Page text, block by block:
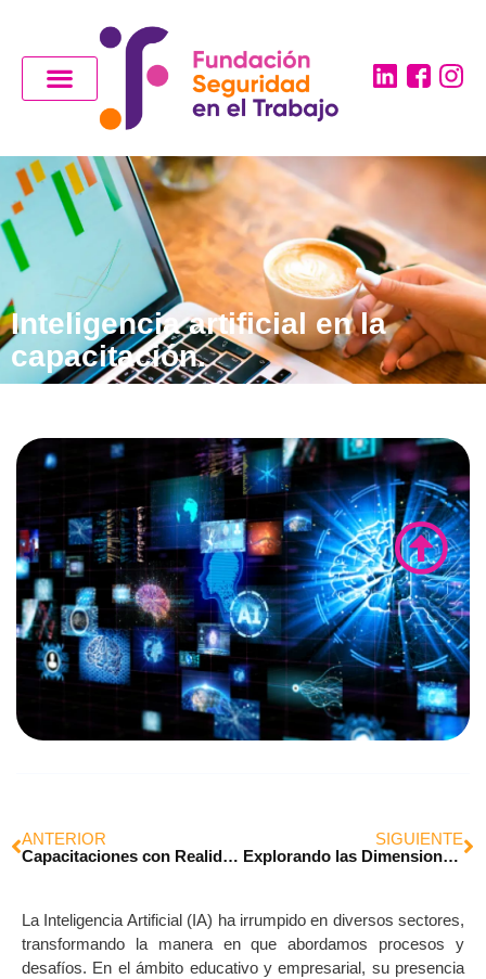
Inteligencia artificial en la
capacitación.
ANTERIOR
Capacitaciones con Realidad Virtual (RV) en las Organizaciones
SIGUIENTE
Explorando las Dimensiones Educativas: Navegando por el Universo de la Realidad Virtual en la Capacitación
La Inteligencia Artificial (IA) ha irrumpido en diversos sectores,
transformando la manera en que abordamos procesos y
desafíos. En el ámbito educativo y empresarial, su presencia